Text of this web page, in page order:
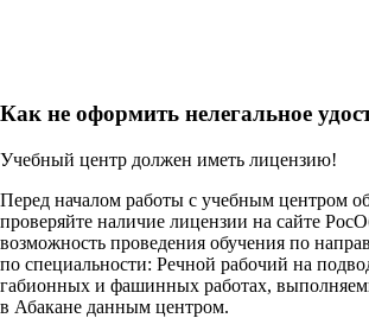
Как не оформить нелегальное
Учебный центр должен иметь лицензию!
Перед началом работы с учебным центром
проверяйте наличие лицензии на сайте
возможность проведения обучения по
по специальности: Речной рабочий на
габионных и фашинных работах,
в Абакане данным центром.